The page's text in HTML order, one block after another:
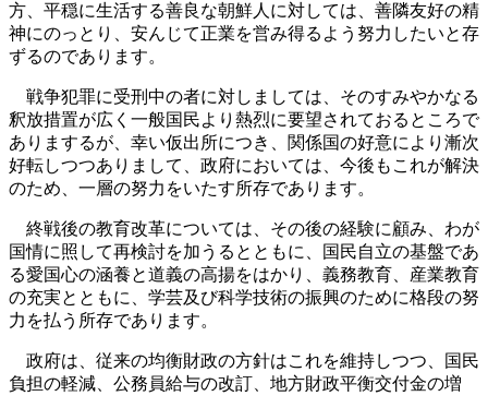
方、平穏に生活する善良な朝鮮人に対しては、善隣友好の精
神にのっとり、安んじて正業を営み得るよう努力したいと存
ずるのであります。
戦争犯罪に受刑中の者に対しましては、そのすみやかなる
釈放措置が広く一般国民より熱烈に要望されておるところで
ありまするが、幸い仮出所につき、関係国の好意により漸次
好転しつつありまして、政府においては、今後もこれが解決
のため、一層の努力をいたす所存であります。
終戦後の教育改革については、その後の経験に顧み、わが
国情に照して再検討を加うるとともに、国民自立の基盤であ
る愛国心の涵養と道義の高揚をはかり、義務教育、産業教育
の充実とともに、学芸及び科学技術の振興のために格段の努
力を払う所存であります。
政府は、従来の均衡財政の方針はこれを維持しつつ、国民
負担の軽減、公務員給与の改訂、地方財政平衡交付金の増